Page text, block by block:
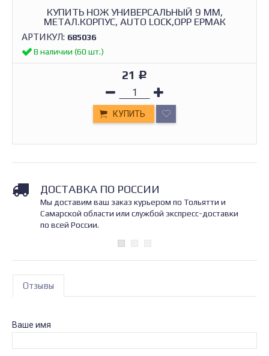
КУПИТЬ НОЖ УНИВЕРСАЛЬНЫЙ 9 ММ,
МЕТАЛ.КОРПУС, AUTO LOCK,OPP ЕРМАК
АРТИКУЛ: 685036
В наличии (60 шт.)
21 Р
КУПИТЬ
ДОСТАВКА ПО РОССИИ
Мы доставим ваш заказ курьером по Тольятти и
Самарской области или службой экспресс-доставки
по всей России.
Отзывы
Ваше имя